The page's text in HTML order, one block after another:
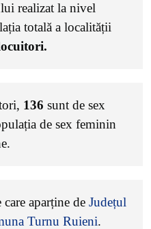
realizat la nivel
totală a localității
136 sunt de sex
de sex feminin
aparține de Județul
Turnu Ruieni.